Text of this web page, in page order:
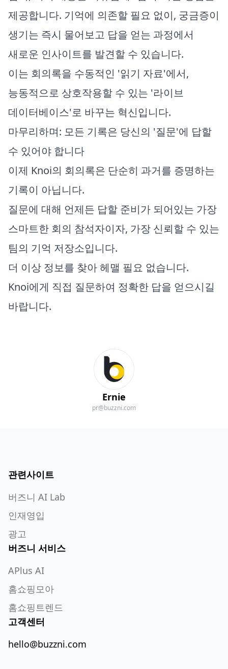
제공합니다. 기억에 의존할 필요 없이, 궁금증이
생기는 즉시 물어보고 답을 얻는 과정에서
새로운 인사이트를 발견할 수 있습니다.
이는 회의록을 수동적인 '읽기 자료'에서,
능동적으로 상호작용할 수 있는 '라이브
데이터베이스'로 바꾸는 혁신입니다.
마무리하며: 모든 기록은 당신의 '질문'에 답할
수 있어야 합니다
이제 Knoi의 회의록은 단순히 과거를 증명하는
기록이 아닙니다.
질문에 대해 언제든 답할 준비가 되어있는 가장
스마트한 회의 참석자이자, 가장 신뢰할 수 있는
팀의 기억 저장소입니다.
더 이상 정보를 찾아 헤맬 필요 없습니다.
Knoi에게 직접 질문하여 정확한 답을 얻으시길
바랍니다.
Ernie
pr@buzzni.com
관련사이트
버즈니 AI Lab
인재영입
광고
버즈니 서비스
APlus AI
홈쇼핑모아
홈쇼핑트렌드
고객센터
hello@buzzni.com